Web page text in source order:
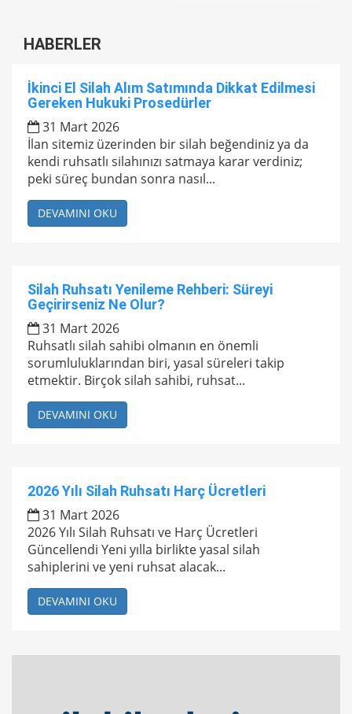
HABERLER
İkinci El Silah Alım Satımında Dikkat Edilmesi
Gereken Hukuki Prosedürler
31 Mart 2026
İlan sitemiz üzerinden bir silah beğendiniz ya da
kendi ruhsatlı silahınızı satmaya karar verdiniz;
peki süreç bundan sonra nasıl...
DEVAMINI OKU
Silah Ruhsatı Yenileme Rehberi: Süreyi
Geçirirseniz Ne Olur?
31 Mart 2026
Ruhsatlı silah sahibi olmanın en önemli
sorumluluklarından biri, yasal süreleri takip
etmektir. Birçok silah sahibi, ruhsat...
DEVAMINI OKU
2026 Yılı Silah Ruhsatı Harç Ücretleri
31 Mart 2026
2026 Yılı Silah Ruhsatı ve Harç Ücretleri
Güncellendi Yeni yılla birlikte yasal silah
sahiplerini ve yeni ruhsat alacak...
DEVAMINI OKU